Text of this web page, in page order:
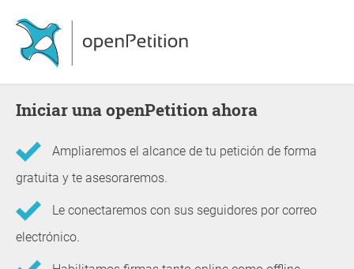
Iniciar una openPetition ahora
Ampliaremos el alcance de tu petición de forma
gratuita y te asesoraremos.
Le conectaremos con sus seguidores por correo
electrónico.